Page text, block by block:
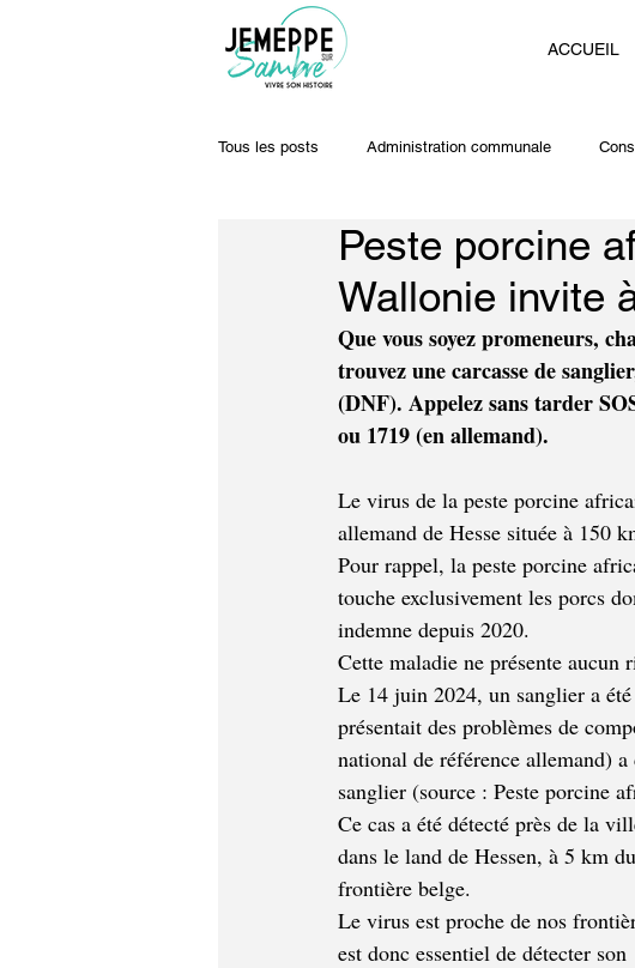
ACCUEIL
Tous les posts Administration communale
Travaux & voiries Offres d'emploi
Peste porcine
Wallonie invite
Que vous soyez promeneurs,
trouvez une carcasse de
(DNF). Appelez sans tarder
ou 1719 (en allemand).
Le virus de la peste porcine
allemand de Hesse située à 150
Pour rappel, la peste porcine
touche exclusivement les porcs
indemne depuis 2020.
Cette maladie ne présente aucun
Le 14 juin 2024, un sanglier a
présentait des problèmes de
national de référence allemand)
sanglier (source : Peste porcine
Ce cas a été détecté près de la
dans le land de Hessen, à 5 km
frontière belge.
Le virus est proche de nos
est donc essentiel de détecter son